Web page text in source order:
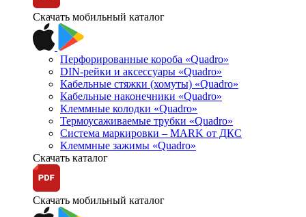
Скачать мобильный каталог
Перфорированные короба «Quadro»
DIN-рейки и аксессуары «Quadro»
Кабельные стяжки (хомуты) «Quadro»
Кабельные наконечники «Quadro»
Клеммные колодки «Quadro»
Термоусаживаемые трубки «Quadro»
Система маркировки – MARK от ДКС
Клеммные зажимы «Quadro»
Скачать каталог
Скачать мобильный каталог